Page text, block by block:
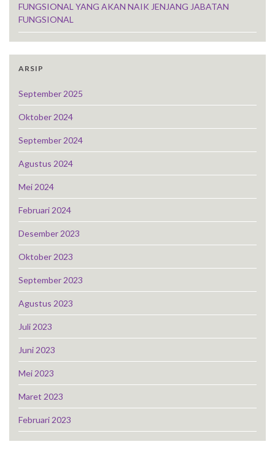
FUNGSIONAL YANG AKAN NAIK JENJANG JABATAN
FUNGSIONAL
ARSIP
September 2025
Oktober 2024
September 2024
Agustus 2024
Mei 2024
Februari 2024
Desember 2023
Oktober 2023
September 2023
Agustus 2023
Juli 2023
Juni 2023
Mei 2023
Maret 2023
Februari 2023